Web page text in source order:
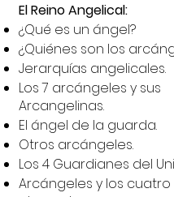
El Reino Angelical:
¿Qué es un ángel?
¿Quiénes son los
Jerarquías angelicales.
Los 7 arcángeles y sus
Arcangelinas.
El ángel de la guarda.
Otros arcángeles.
Los 4 Guardianes del
Arcángeles y los cuatro